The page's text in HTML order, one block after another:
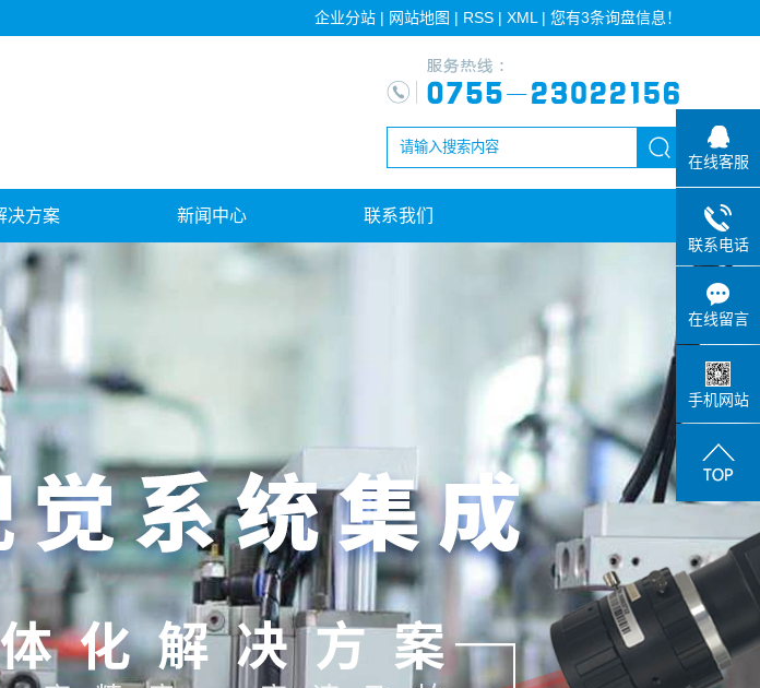
企业分站 | 网站地图 | RSS | XML | 您有3条询盘信息！
决方案
器人视觉
贴合系统
与运控结合
拍对位系统
新闻中心
公司新闻
联系我们
在线客服
联系电话
在线留言
手机网站